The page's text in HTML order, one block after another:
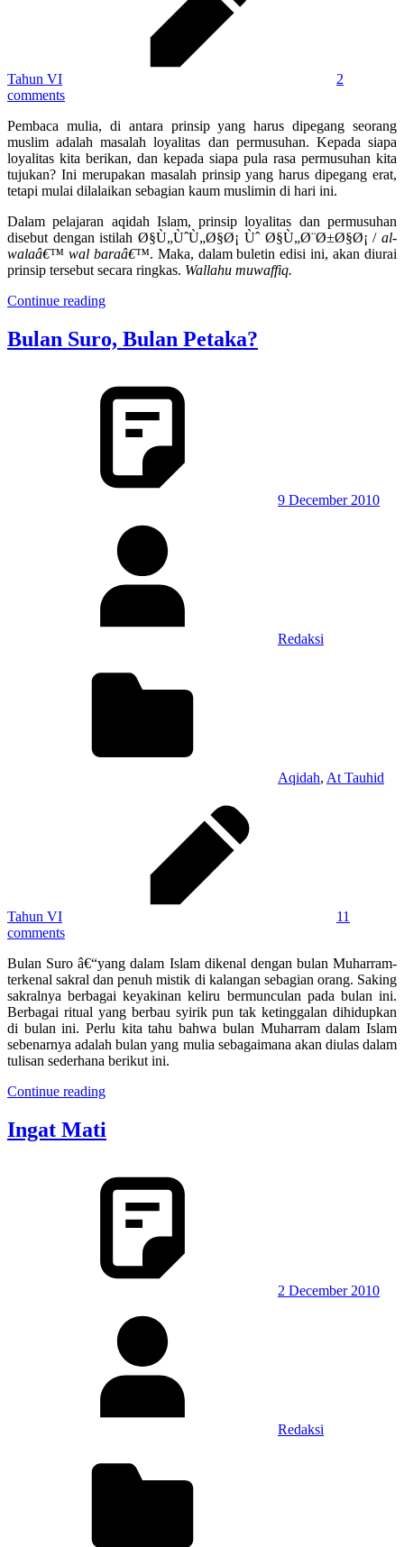
Tahun VI
2
comments
Pembaca mulia, di antara prinsip yang harus dipegang seorang
muslim adalah masalah loyalitas dan permusuhan. Kepada siapa
loyalitas kita berikan, dan kepada siapa pula rasa permusuhan kita
tujukan? Ini merupakan masalah prinsip yang harus dipegang erat,
tetapi mulai dilalaikan sebagian kaum muslimin di hari ini.
Dalam pelajaran aqidah Islam, prinsip loyalitas dan permusuhan
disebut dengan istilah Ø§Ù„ÙˆÙ„Ø§Ø¡ Ùˆ Ø§Ù„Ø¨Ø±Ø§Ø¡ / al-
walaâ€™ wal baraâ€™. Maka, dalam buletin edisi ini, akan diurai
prinsip tersebut secara ringkas. Wallahu muwaffiq.
Continue reading
Bulan Suro, Bulan Petaka?
9 December 2010
Redaksi
Aqidah, At Tauhid
Tahun VI
11
comments
Bulan Suro â€“yang dalam Islam dikenal dengan bulan Muharram-
terkenal sakral dan penuh mistik di kalangan sebagian orang. Saking
sakralnya berbagai keyakinan keliru bermunculan pada bulan ini.
Berbagai ritual yang berbau syirik pun tak ketinggalan dihidupkan
di bulan ini. Perlu kita tahu bahwa bulan Muharram dalam Islam
sebenarnya adalah bulan yang mulia sebagaimana akan diulas dalam
tulisan sederhana berikut ini.
Continue reading
Ingat Mati
2 December 2010
Redaksi